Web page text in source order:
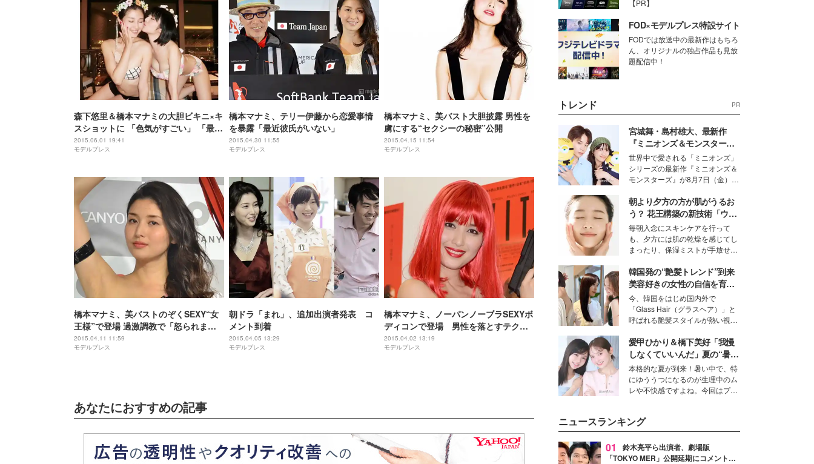
森下悠里＆橋本マナミの大胆ビキニ×キ
スショットに 「色気がすごい」 「最強
セクシー」興奮の声
2015.06.01 19:41
モデルプレス
橋本マナミ、テリー伊藤から恋愛事情
を暴露「最近彼氏がいない」
2015.04.30 11:55
モデルプレス
橋本マナミ、美バスト大胆披露 男性を
虜にする“セクシーの秘密”公開
2015.04.15 11:54
モデルプレス
橋本マナミ、美バストのぞくSEXY“女
王様”で登場 過激調教で「怒られまし
た」
2015.04.11 11:59
モデルプレス
朝ドラ「まれ」、追加出演者発表 コ
メント到着
2015.04.05 13:29
モデルプレス
橋本マナミ、ノーパンノーブラSEXYボ
ディコンで登場 男性を落とすテクニ
ックを明かす
2015.04.02 13:19
モデルプレス
あなたにおすすめの記事
【PR】
FOD×モデルプレス特設サイト
FODでは放送中の最新作はもちろ
ん、オリジナルの独占作品も見放
題配信中！
トレンド PR
宮城舞・島村雄大、最新作
『ミニオンズ＆モンスター
ズ』の魅力熱弁 ハチャメチャ
だけじゃない“友情と絆”に感
動
世界中で愛される「ミニオンズ」
シリーズの最新作『ミニオンズ＆
モンスターズ』が8月7日（金）に
ニオン好き”という共通点を持つモ
デルの宮城舞と島村雄大の特別対
談をお届け！それぞれの視点か
ら、今作ならではの魅力や予想外
の感動をもたらす奥深いストーリ
ーについて熱く語り合ってもらっ
た。
朝より夕方の方が肌がうるお
う？ 花王構築の新技術「ウォ
ーターキャプチャリングスキ
ン（捕水肌）」がスキンケア
の常識を変える予感
毎朝入念にスキンケアを行って
も、夕方には肌の乾燥を感じてし
まったり、保湿ミストが手放せな
な美容の常識を大きく変える可能
性を秘めた、革新的な「Water
Capturing Skin（ウォーターキャ
プチャリングスキン：捕水肌）」
技術を、花王が構築した。
韓国発の“艶髪トレンド”到来
美容好きの女性の自信を育む
「ヘアケア事情」って？
今、韓国をはじめ国内外で
「Glass Hair（グラスヘア）」と
呼ばれる艶髪スタイルが熱い視線
ションの完成度を高めるベースと
して、“髪そのものの美しさ”に改
めて注目する人が増えている様
子。今回は、そんな憧れの艶やか
な髪を日常で叶える、美容好きの
女性たちのヘアケア事情を紹介し
愛甲ひかり＆橋下美好「我慢
しなくていいんだ」夏の“暑さ
対策”の新しい選択肢とは？
本格的な夏が到来！暑い中で、特
にゆううつになるのが生理中のム
レや不快感ですよね。今回はプラ
好さんを迎えて本音で女子会トー
ク。猛暑のお出かけを快適に過ご
すヒントや、2人が感動した夏の
生理の新常識にも迫りました。
ニュースランキング
01
鈴木亮平ら出演者、劇場版
「TOKYO MER」公開延期にコメント